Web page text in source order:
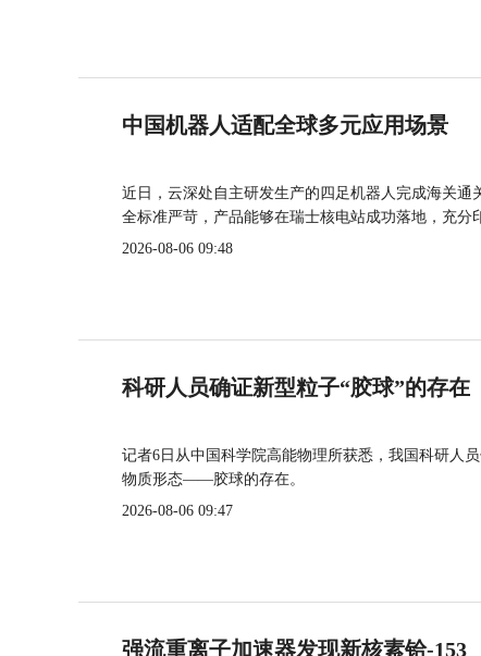
中国机器人适配全球多元应用场景
近日，云深处自主研发生产的四足机器人完成海关
全标准严苛，产品能够在瑞士核电站成功落地，充分
2026-08-06 09:48
科研人员确证新型粒子“胶球”的存在
记者6日从中国科学院高能物理所获悉，我国科研人
物质形态——胶球的存在。
2026-08-06 09:47
强流重离子加速器发现新核素铪-153